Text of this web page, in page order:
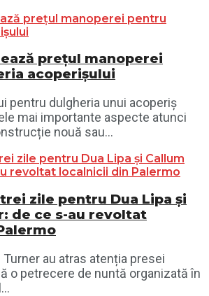
prețul manoperei
acoperișului
pentru dulgheria unui acoperiș
mai importante aspecte atunci
nouă sau...
zile pentru Dua Lipa și
de ce s-au revoltat
Turner au atras atenția presei
o petrecere de nuntă organizată în